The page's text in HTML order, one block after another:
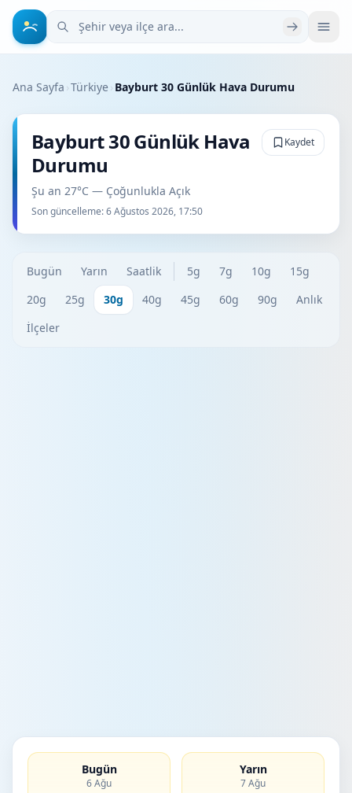
Şehir veya ilçe ara
Ana Sayfa ›Türkiye› Bayburt 30 Günlük Hava Durumu
Bayburt 30 Günlük Hava
Durumu
Şu an 27°C — Çoğunlukla Açık
Son güncelleme:6 Ağustos 2026, 17:50
Kaydet
Bugün Yarın Saatlik 5g 7g 10g
15g
20g
25g 30g 40g 45g 60g 90g
Anlık
İlçeler
Bugün
6 Ağu
Yarın
7 Ağu